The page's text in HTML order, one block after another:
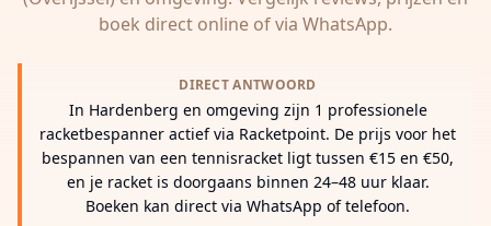
boek direct online of via WhatsApp.
DIRECT ANTWOORD
In Hardenberg en omgeving zijn 1 professionele
racketbespanner actief via Racketpoint. De prijs voor het
bespannen van een tennisracket ligt tussen €15 en €50,
en je racket is doorgaans binnen 24–48 uur klaar.
Boeken kan direct via WhatsApp of telefoon.